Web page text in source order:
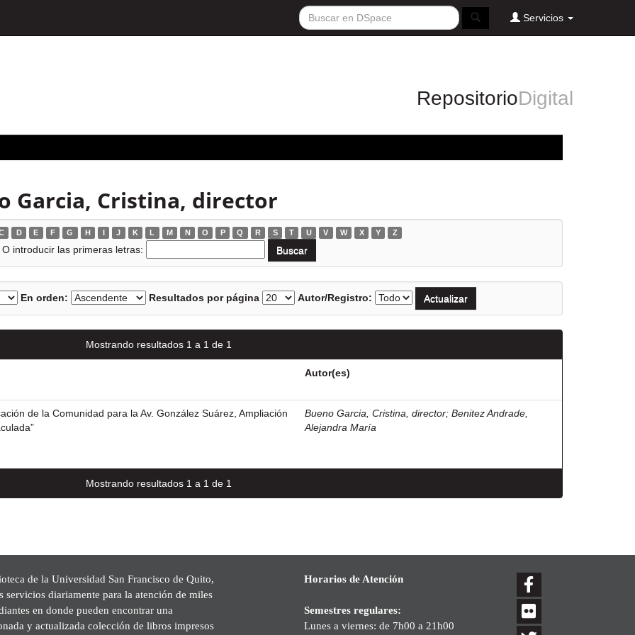
Servicios
RepositorioDigital
Garcia, Cristina, director
D E F G H I J K L M N O P Q R S T U V W X Y Z
O introducir las primeras letras:
En orden: Resultados por página Autor/Registro:
Mostrando resultados 1 a 1 de 1
Autor(es)
de la Comunidad para la Av. González Suárez, Ampliación
Bueno Garcia, Cristina, director; Benitez Andrade,
Alejandra María
Mostrando resultados 1 a 1 de 1
de la Universidad San Francisco de Quito,
servicios diariamente para la atención de miles
en donde pueden encontrar una
y actualizada colección de libros impresos
Horarios de Atención
Semestres regulares:
Lunes a viernes: de 7h00 a 21h00